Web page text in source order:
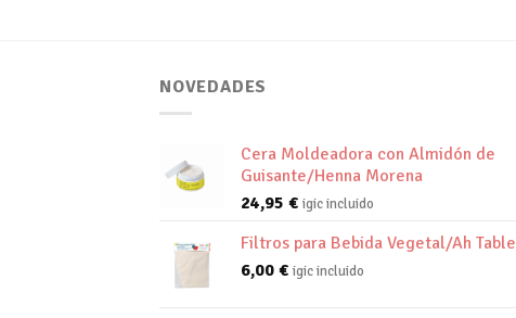
NOVEDADES
Cera Moldeadora con Almidón de
Guisante/Henna Morena
24,95 € igic incluido
Filtros para Bebida Vegetal/Ah Table
6,00 € igic incluido